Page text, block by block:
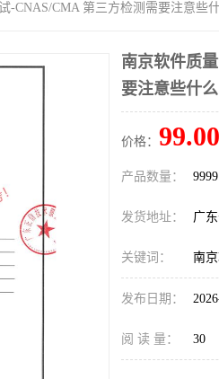
-CNAS/CMA 第三方检测需要注意些
南京软件质
要注意些什么
价格： 99.00
产品数量：
发货地址： 广
关键词： 南
发布日期：
阅 读 量： 30